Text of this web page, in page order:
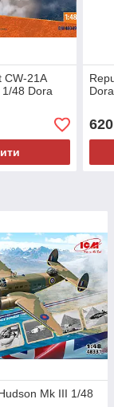
CW-21A
48 Dora
620
Mk III 1/48